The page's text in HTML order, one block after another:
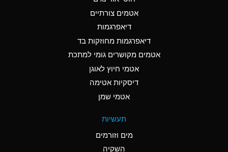
Ammonia Anhydrous
D
Ammonia Gas (cold)
D
Ammonia Gas (hot)
אטמים צורתיים
דיאפרגמות
דיאפרגמות מחוזקות בד
אטמים מקושרים גומי למתכת
אטמי חיוץ לאוגן
דיסקיות אטימה
אטמי שמן
תעשיות
מים וזורמים
השקיה